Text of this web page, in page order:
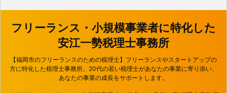
フリーランス・小規模事業者に特化した
安江一勢税理士事務所
【福岡市のフリーランスのための税理士】フリーランスやスタートアップの
方に特化した税理士事務所。20代の若い税理士があなたの事業に寄り添い、
あなたの事業の成長をサポートします。